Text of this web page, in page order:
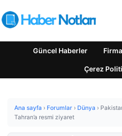
Güncel Haberler
Çerez
Ana sayfa › Forumlar › Dünya ›
Tahran’a resmi ziyaret